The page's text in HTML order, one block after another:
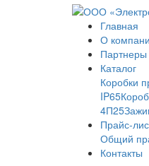
Главная
О
Партнеры
Каталог
Коробки
IP65
4П25
Прайс-
Общий
Контакты